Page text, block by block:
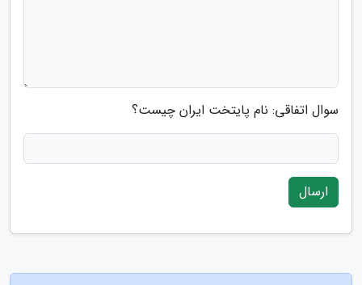
سوال اتفاقی: نام پایتخت ایران چیست؟
ارسال